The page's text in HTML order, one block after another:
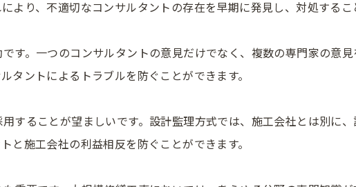
より、不適切なコンサルタントの存在を早期に発見し、対処するこ
す。一つのコンサルタントの意見だけでなく、複数の専門家の意
タントによるトラブルを防ぐことができます。
することが望ましいです。設計監理方式では、施工会社とは別に
と施工会社の利益相反を防ぐことができます。